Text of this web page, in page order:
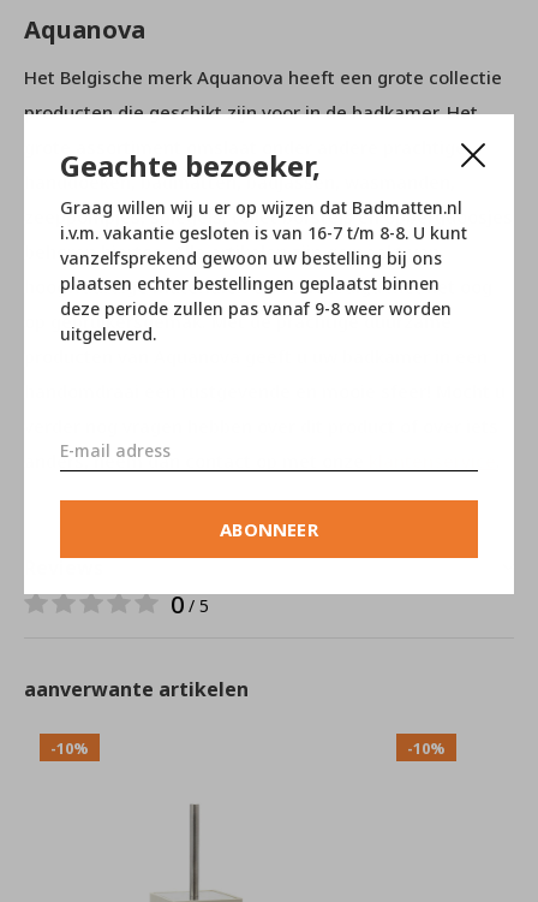
Geachte bezoeker,
Graag willen wij u er op wijzen dat Badmatten.nl
i.v.m. vakantie gesloten is van 16-7 t/m 8-8. U kunt
vanzelfsprekend gewoon uw bestelling bij ons
plaatsen echter bestellingen geplaatst binnen
deze periode zullen pas vanaf 9-8 weer worden
uitgeleverd.
ABONNEER
Aquanova
Het Belgische merk Aquanova heeft een grote collectie
producten die geschikt zijn voor in de badkamer. Het
grote assortiment omslaat onder andere prachtige
handdoeken, badmatten, badjassen, wasmanden,
zeeppompjes, spiegels, toilet borstels en opbergdoosjes
behoren hiertoe. Alle artikelen zijn gemaakt van
hoogwaardige materialen en vervaardigd met het oog
op gebruikersgemak. Met de prachtige duurzame
anders, neem dan contact op met onze
0 / 5
aanverwante artikelen
-10% -10%